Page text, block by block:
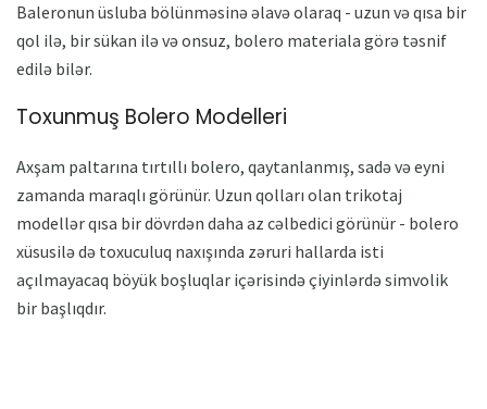
Baleronun üsluba bölünməsinə əlavə olaraq - uzun və qısa bir
qol ilə, bir sükan ilə və onsuz, bolero materiala görə təsnif
edilə bilər.
Toxunmuş Bolero Modelleri
Axşam paltarına tırtıllı bolero, qaytanlanmış, sadə və eyni
zamanda maraqlı görünür. Uzun qolları olan trikotaj
modellər qısa bir dövrdən daha az cəlbedici görünür - bolero
xüsusilə də toxuculuq naxışında zəruri hallarda isti
açılmayacaq böyük boşluqlar içərisində çiyinlərdə simvolik
bir başlıqdır.